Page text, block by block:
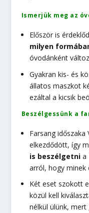
Ismerjük meg az
Először is
milyen
óvodánként
Gyakran kis- és
állatos maszkot
ezáltal a kicsik
Beszélgessünk a
Farsang időszaka
elkezdődött, így
is beszélgetnia
arról, hogy minek
Két eset szokott
közül kell
nélkül ülünk,